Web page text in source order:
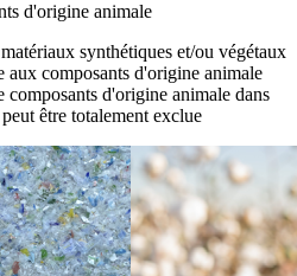
d'origine animale
synthétiques et/ou végétaux
aux composants d'origine animale
composants d'origine animale dans
être totalement exclue